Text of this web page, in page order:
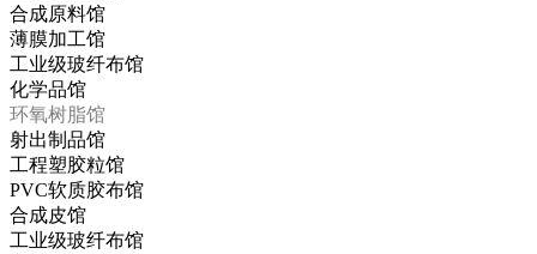
合成原料馆
薄膜加工馆
工业级玻纤布馆
化学品馆
环氧树脂馆
射出制品馆
工程塑胶粒馆
PVC软质胶布馆
合成皮馆
工业级玻纤布馆